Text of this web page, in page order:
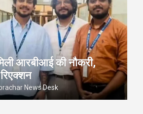
आरबीआई की नौकरी,
News Desk